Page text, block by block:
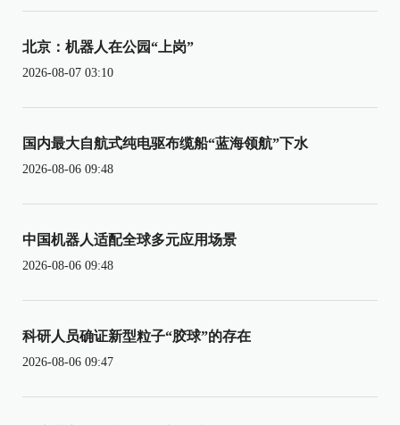
北京：机器人在公园“上岗”
2026-08-07 03:10
国内最大自航式纯电驱布缆船“蓝海领航”下水
2026-08-06 09:48
中国机器人适配全球多元应用场景
2026-08-06 09:48
科研人员确证新型粒子“胶球”的存在
2026-08-06 09:47